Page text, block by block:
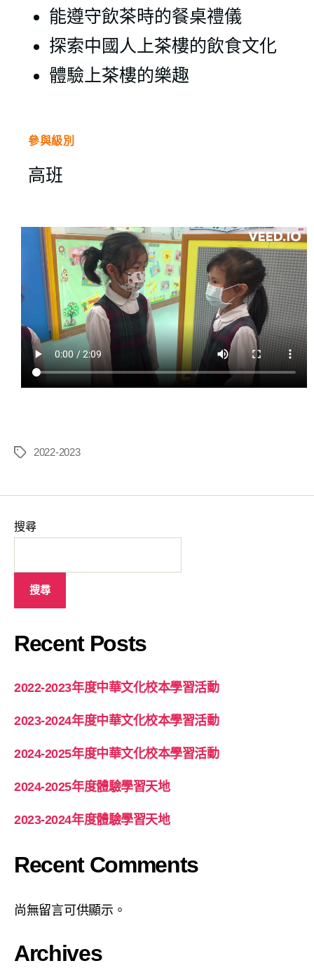
能遵守飲茶時的餐桌禮儀
探索中國人上茶樓的飲食文化
體驗上茶樓的樂趣
參與級別
高班
2022-2023
搜尋
搜尋
Recent Posts
2022-2023年度中華文化校本學習活動
2023-2024年度中華文化校本學習活動
2024-2025年度中華文化校本學習活動
2024-2025年度體驗學習天地
2023-2024年度體驗學習天地
Recent Comments
尚無留言可供顯示。
Archives